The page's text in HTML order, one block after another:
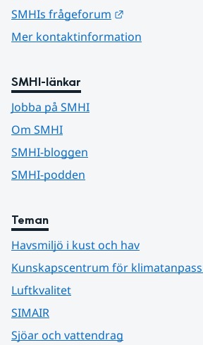
SMHIs frågeforum
Mer kontaktinformation
SMHI-länkar
Jobba på SMHI
Om SMHI
SMHI-bloggen
SMHI-podden
Teman
Havsmiljö i kust och hav
Kunskapscentrum för
Luftkvalitet
SIMAIR
Sjöar och vattendrag